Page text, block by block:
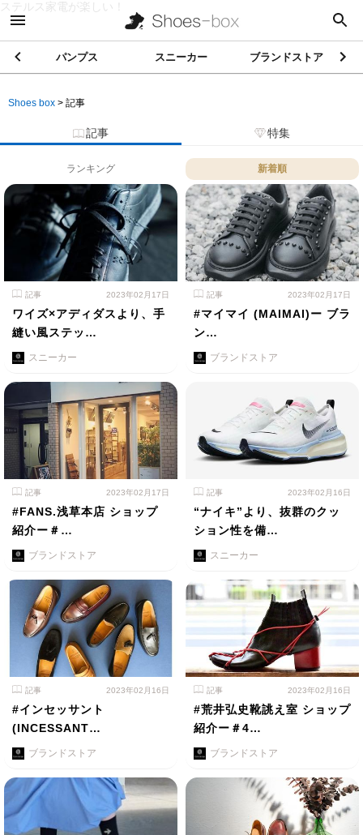
ステルス家電が楽しい！
パンプス スニーカー ブランドストア
Shoes box > 記事
記事 特集
ランキング 新着順
記事 2023年02月17日
ワイズ×アディダスより、手
縫い風ステッ…
スニーカー
記事 2023年02月17日
#マイマイ (MAIMAI)ー ブラ
ン…
ブランドストア
記事 2023年02月17日
#FANS.浅草本店 ショップ
紹介ー＃…
ブランドストア
記事 2023年02月16日
“ナイキ”より、抜群のクッ
ション性を備…
スニーカー
記事 2023年02月16日
#インセッサント
(INCESSANT…
ブランドストア
記事 2023年02月16日
#荒井弘史靴誂え室 ショップ
紹介ー＃4…
ブランドストア